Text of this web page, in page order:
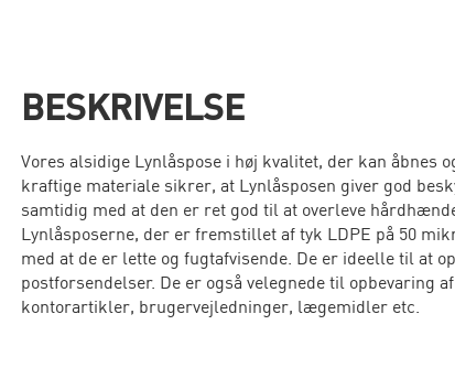
BESKRIVELSE
Vores alsidige Lynlåspose i høj kvalitet, der kan åbnes
kraftige materiale sikrer, at Lynlåsposen giver god
samtidig med at den er ret god til at overleve
Lynlåsposerne, der er fremstillet af tyk LDPE på 50
med at de er lette og fugtafvisende. De er ideelle til at
postforsendelser. De er også velegnede til opbevaring
kontorartikler, brugervejledninger, lægemidler etc.